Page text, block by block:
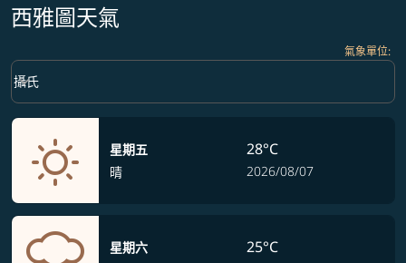
西雅圖天氣
氣象單位:
Weather unit option 攝氏 Selected
攝氏
keyboard_arrow_down
星期五
晴
28°C
2026/08/07
星期六
25°C